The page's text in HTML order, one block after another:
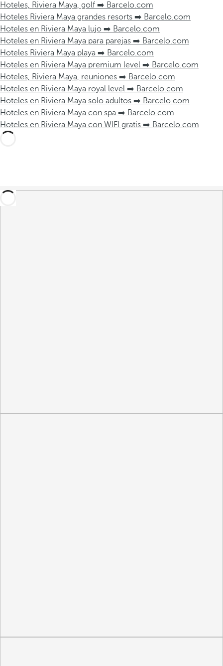
Hoteles, Riviera Maya, golf ➡️ Barcelo.com
Hoteles Riviera Maya grandes resorts ➡️ Barcelo.com
Hoteles en Riviera Maya lujo ➡️ Barcelo.com
Hoteles en Riviera Maya para parejas ➡️ Barcelo.com
Hoteles Riviera Maya playa ➡️ Barcelo.com
Hoteles en Riviera Maya premium level ➡️ Barcelo.com
Hoteles, Riviera Maya, reuniones ➡️ Barcelo.com
Hoteles en Riviera Maya royal level ➡️ Barcelo.com
Hoteles en Riviera Maya solo adultos ➡️ Barcelo.com
Hoteles en Riviera Maya con spa ➡️ Barcelo.com
Hoteles en Riviera Maya con WIFI gratis ➡️ Barcelo.com